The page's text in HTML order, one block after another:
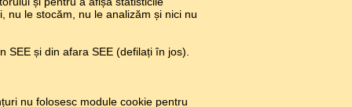
nu le stocăm, nu le analizăm și nici nu
și din afara SEE (defilați în jos).
nu folosesc module cookie pentru